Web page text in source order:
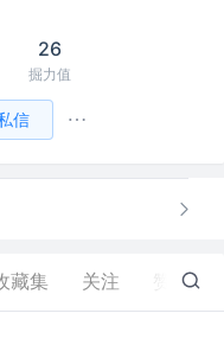
26
掘力值
信
藏集 关注 1